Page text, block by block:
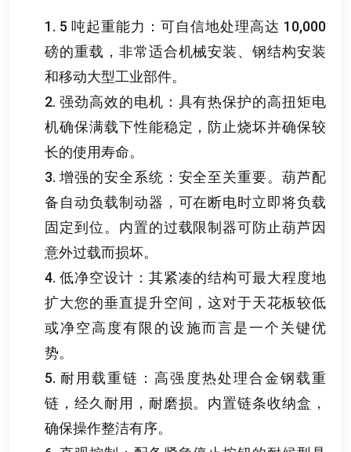
1. 5 吨起重能力 ： 可自信地处理高达 10,000
磅的重载 ， 非常适合机械安装、钢结构安装
和移动大型工业部件。
2. 强劲高效的电机 ： 具有热保护的高扭矩电
机确保满载下性能稳定 ， 防止烧坏并确保较
长的使用寿命。
3. 增强的安全系统 ： 安全至关重要。葫芦配
备自动负载制动器 ， 可在断电时立即将负载
固定到位。 内置的过载限制器可防止葫芦因
意外过载而损坏。
4. 低净空设计 ： 其紧凑的结构可最大程度地
扩大您的垂直提升空间 ，这对于天花板较低
或净空高度有限的设施而言是一个关键优
势。
5. 耐用载重链 ： 高强度热处理合金钢载重
链 ， 经久耐用 ， 耐磨损。 内置链条收纳盒 ，
确保操作整洁有序。